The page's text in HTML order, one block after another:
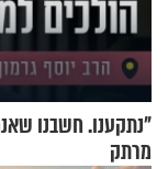
"נתקענו. חשבנו
מרתק